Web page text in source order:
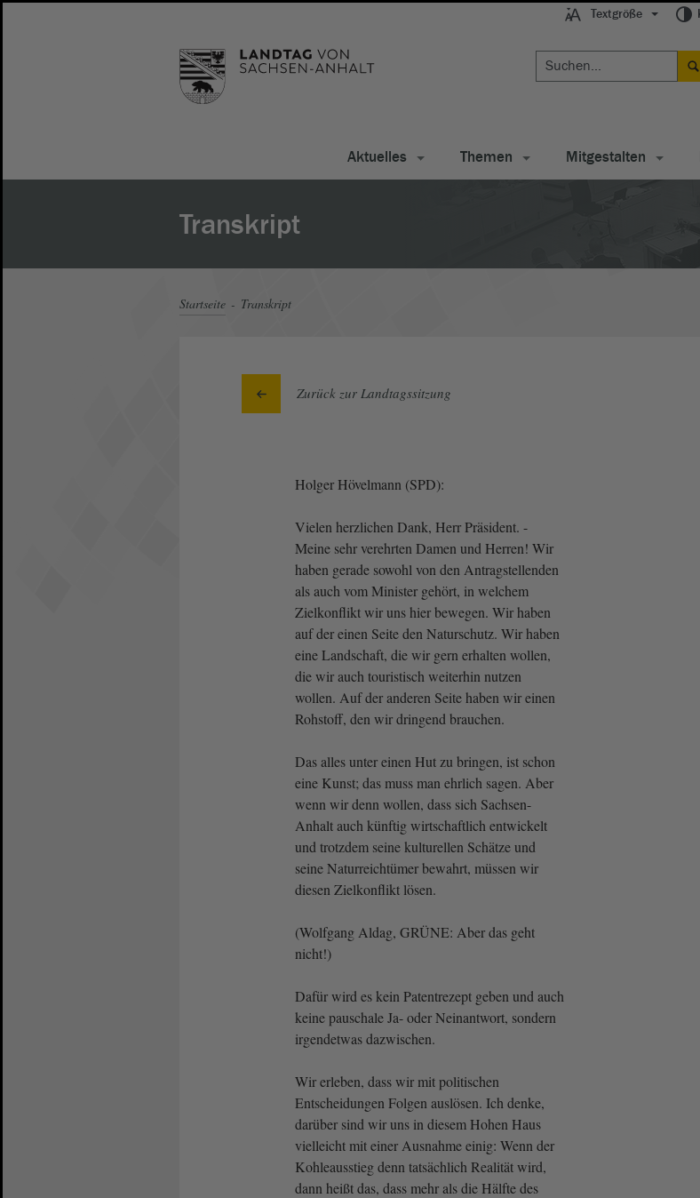
Textgröße
Aktuelles Themen Mitgestalten
Transkript
Startseite Transkript
Zurück zur Landtagssitzung
Holger Hövelmann (SPD):
Vielen herzlichen Dank, Herr Präsident. -
Meine sehr verehrten Damen und Herren! Wir
haben gerade sowohl von den Antragstellenden
als auch vom Minister gehört, in welchem
Zielkonflikt wir uns hier bewegen. Wir haben
auf der einen Seite den Naturschutz. Wir haben
eine Landschaft, die wir gern erhalten wollen,
die wir auch touristisch weiterhin nutzen
wollen. Auf der anderen Seite haben wir einen
Rohstoff, den wir dringend brauchen.
Das alles unter einen Hut zu bringen, ist schon
eine Kunst; das muss man ehrlich sagen. Aber
wenn wir denn wollen, dass sich Sachsen-
Anhalt auch künftig wirtschaftlich entwickelt
und trotzdem seine kulturellen Schätze und
seine Naturreichtümer bewahrt, müssen wir
diesen Zielkonflikt lösen.
(Wolfgang Aldag, GRÜNE: Aber das geht
nicht!)
Dafür wird es kein Patentrezept geben und auch
keine pauschale Ja- oder Neinantwort, sondern
irgendetwas dazwischen.
Wir erleben, dass wir mit politischen
Entscheidungen Folgen auslösen. Ich denke,
darüber sind wir uns in diesem Hohen Haus
vielleicht mit einer Ausnahme einig: Wenn der
Kohleausstieg denn tatsächlich Realität wird,
dann heißt das, dass mehr als die Hälfte des